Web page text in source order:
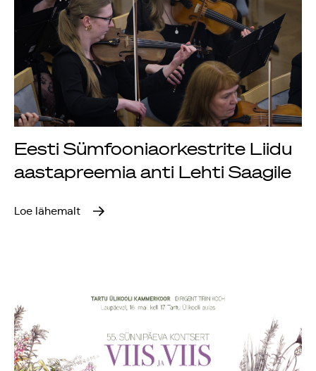
XIX Gaudeamus
Vilniuses 2022
Tantsuetendus
"Loodud jääma"
Gaudeamus 65.
aastapäev
Rahvusülikool 100
"Baltikum tantsib"
Eesti Sümfooniaorkestrite Liidu
aastapreemia anti Lehti Saagile
Loe lähemalt